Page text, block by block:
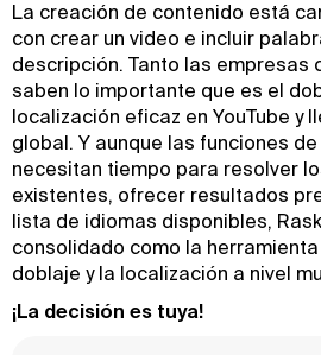
La creación de contenido está
con crear un video e incluir
descripción. Tanto las empresas
saben lo importante que es el
localización eficaz en YouTube y
global. Y aunque las funciones
necesitan tiempo para resolver
existentes, ofrecer resultados
lista de idiomas disponibles,
consolidado como la
doblaje y la localización a nivel
¡La decisión es tuya!